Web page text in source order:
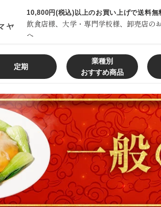
10,800円(税込)以上のお買い上げで送料無
飲食店様、大学・専門学校様、卸売店の
へ
定期
業種別
おすすめ商品
飲食店